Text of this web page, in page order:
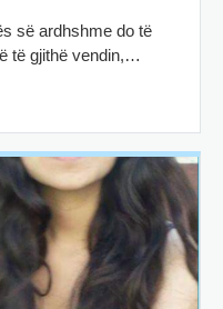
së ardhshme do të
të gjithë vendin,…